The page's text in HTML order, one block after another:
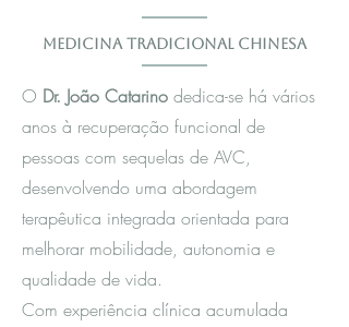
Medicina Tradicional Chinesa
O Dr. João Catarino dedica-se há vários
anos à recuperação funcional de
pessoas com sequelas de AVC,
desenvolvendo uma abordagem
terapêutica integrada orientada para
melhorar mobilidade, autonomia e
qualidade de vida.
Com experiência clínica acumulada